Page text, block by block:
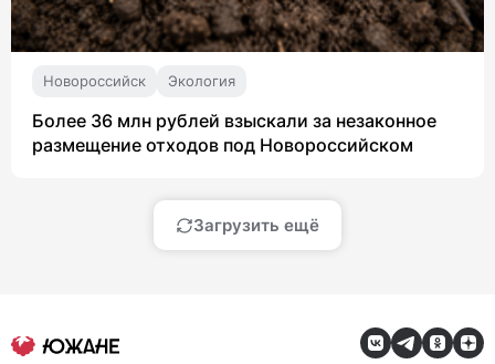
Новороссийск Экология
Более 36 млн рублей взыскали за незаконное
размещение отходов под Новороссийском
Загрузить ещё